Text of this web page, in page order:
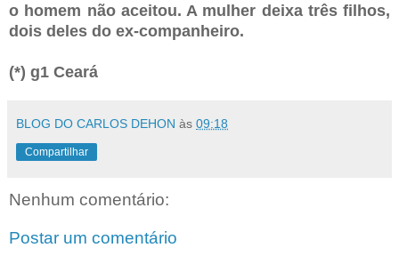
o homem não aceitou. A mulher deixa três filhos,
dois deles do ex-companheiro.
(*) g1 Ceará
BLOG DO CARLOS DEHON às 09:18
Compartilhar
Nenhum comentário:
Postar um comentário